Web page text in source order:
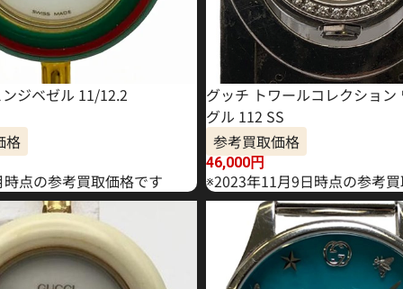
ジベゼル 11/12.2
格
点の参考買取価格です
グッチ トワールコレクション
グル 112 SS
参考買取価格
46,000円
※2023年11月9日時点の参考